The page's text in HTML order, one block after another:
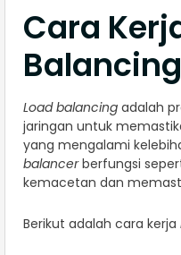
Cara
Balancing
Load balancing adalah
jaringan untuk
yang mengalami
balancerberfungsi
kemacetan dan
Berikut adalah cara kerja